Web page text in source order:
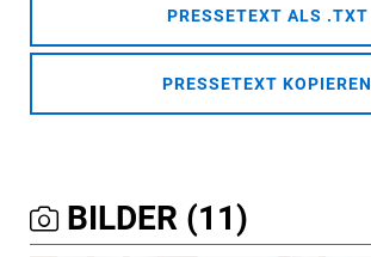
PRESSETEXT ALS .TXT
PRESSETEXT KOPIEREN
BILDER (11)